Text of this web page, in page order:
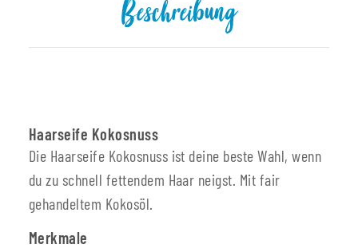
Beschreibung
Haarseife Kokosnuss
Die Haarseife Kokosnuss ist deine beste Wahl, wenn
du zu schnell fettendem Haar neigst. Mit fair
gehandeltem Kokosöl.
Merkmale